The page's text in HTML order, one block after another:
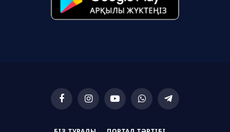
FacebookInstagramYouTubeWhatsAppTelegram